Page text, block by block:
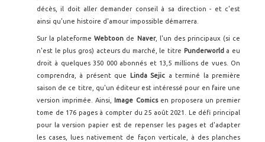
décès, il doit aller demander conseil à sa direction - et c'est
ainsi qu'une histoire d'amour impossible démarrera.
Sur la plateformeWebtoon de Naver, l'un des principaux (si ce
n'est le plus gros) acteurs du marché, le titre Punderworld a eu
droit à quelques 350 000 abonnés et 13,5 millions de vues. On
comprendra, à présent que
Linda Sejic a terminé la première
saison de ce titre, qu'un éditeur est intéressé pour en faire une
version imprimée. Ainsi,
Image Comics en proposera un premier
tome de 176 pages à compter du 25 août 2021. Le défi principal
pour la version papier est de repenser les pages et d'adapter
les cases, lues nativement de façon verticale, à des planches